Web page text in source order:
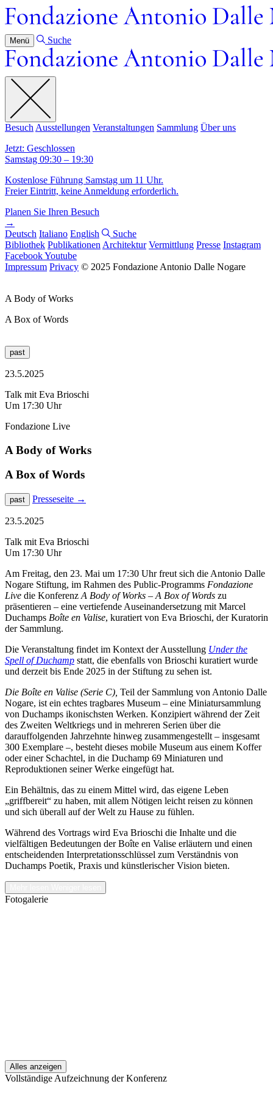
Menü Suche
Besuch Ausstellungen Veranstaltungen Sammlung Über uns
Jetzt: Geschlossen
Samstag 09:30 – 19:30
Kostenlose Führung Samstag um 11 Uhr.
Freier Eintritt, keine Anmeldung erforderlich.
Planen Sie Ihren Besuch
→
Deutsch Italiano English
Suche
Bibliothek Publikationen Architektur Vermittlung Presse Instagram
FacebookYoutube
Impressum Privacy © 2025 Fondazione Antonio Dalle Nogare
A Body of Works
A Box of Words
past
23.5.2025
Talk mit Eva Brioschi
Um 17:30 Uhr
Fondazione Live
A Body of Works
A Box of Words
past Presseseite →
23.5.2025
Talk mit Eva Brioschi
Um 17:30 Uhr
Am Freitag, den 23. Mai um 17:30 Uhr freut sich die Antonio Dalle
Nogare Stiftung, im Rahmen des Public-Programms Fondazione
Live die Konferenz A Body of Works – A Box of Words zu
präsentieren – eine vertiefende Auseinandersetzung mit Marcel
Duchamps Boîte en Valise, kuratiert von Eva Brioschi, der Kuratorin
der Sammlung.
Die Veranstaltung findet im Kontext der Ausstellung Under the
Spell of Duchamp statt, die ebenfalls von Brioschi kuratiert wurde
und derzeit bis Ende 2025 in der Stiftung zu sehen ist.
Die Boîte en Valise (Serie C), Teil der Sammlung von Antonio Dalle
Nogare, ist ein echtes tragbares Museum – eine Miniatursammlung
von Duchamps ikonischsten Werken. Konzipiert während der Zeit
des Zweiten Weltkriegs und in mehreren Serien über die
darauffolgenden Jahrzehnte hinweg zusammengestellt – insgesamt
300 Exemplare –, besteht dieses mobile Museum aus einem Koffer
oder einer Schachtel, in die Duchamp 69 Miniaturen und
Reproduktionen seiner Werke eingefügt hat.
Ein Behältnis, das zu einem Mittel wird, das eigene Leben
„griffbereit“ zu haben, mit allem Nötigen leicht reisen zu können
und sich überall auf der Welt zu Hause zu fühlen.
Während des Vortrags wird Eva Brioschi die Inhalte und die
vielfältigen Bedeutungen der Boîte en Valise erläutern und einen
entscheidenden Interpretationsschlüssel zum Verständnis von
Duchamps Poetik, Praxis und künstlerischer Vision bieten.
Fotogalerie
Alles anzeigen
Vollständige Aufzeichnung der Konferenz